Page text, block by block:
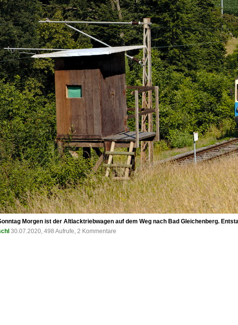
Morgen ist der Altlacktriebwagen auf dem Weg nach Bad Gleichenberg.
30.07.2020, 498 Aufrufe, 2 Kommentare